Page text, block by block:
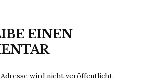
EINEN
wird nicht veröffentlicht.